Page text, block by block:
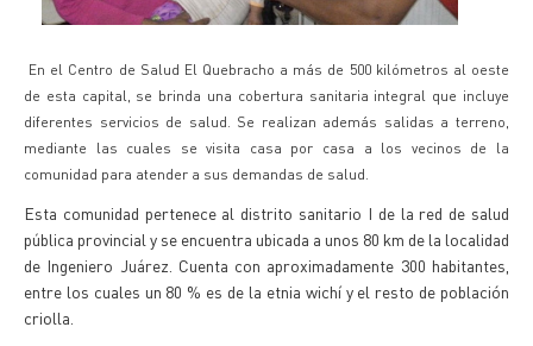
En el Centro de Salud El Quebracho a más de 500 kilómetros al oeste
de esta capital, se brinda una cobertura sanitaria integral que incluye
diferentes servicios de salud. Se realizan además salidas a terreno,
mediante las cuales se visita casa por casa a los vecinos de la
comunidad para atender a sus demandas de salud.
Esta comunidad pertenece al distrito sanitario I de la red de salud
pública provincial y se encuentra ubicada a unos 80 km de la localidad
de Ingeniero Juárez. Cuenta con aproximadamente 300 habitantes,
entre los cuales un 80 % es de la etnia wichí y el resto de población
criolla.